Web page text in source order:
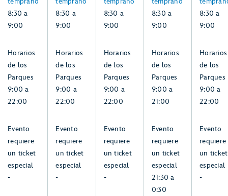
9:00,
domingo,
agosto
8:30 a
9:00
Horarios
de los
Parques
9:00
a
22:00,
domingo,
2,
9:00 a
22:00
Evento
requiere
un ticket
especial
-:
domingo,
2,
agosto
-
9:00,
lunes,
agosto
8:30 a
9:00
Horarios
de los
Parques
9:00
a
22:00,
lunes,
3,
9:00 a
22:00
Evento
requiere
un ticket
especial
-:
lunes,
3,
agosto
-
9:00,
martes,
agosto
8:30 a
9:00
Horarios
de los
Parques
9:00
a
22:00,
martes,
4,
9:00 a
22:00
Evento
requiere
un ticket
especial
-:
martes,
4,
agosto
-
9:00,
miércoles,
agosto
8:30 a
9:00
Horarios
de los
Parques
9:00
a
21:00,
miércoles,
5,
9:00 a
21:00
Evento
requiere
un ticket
especial
21:30
a
0:30,
miércoles,
5,
agosto
21:30 a
0:30
9:00,
jueves,
agosto
8:30 a
9:00
Horarios
de los
Parques
9:00
a
22:00,
jueves,
6,
9:00 a
22:00
Evento
requiere
un ticket
especial
-:
jueves,
6,
agosto
-